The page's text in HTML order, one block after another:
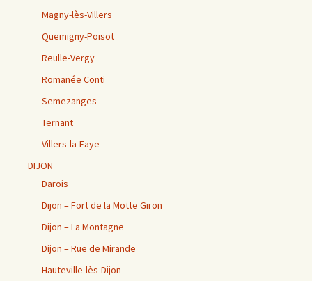
Magny-lès-Villers
Quemigny-Poisot
Reulle-Vergy
Romanée Conti
Semezanges
Ternant
Villers-la-Faye
DIJON
Darois
Dijon – Fort de la Motte Giron
Dijon – La Montagne
Dijon – Rue de Mirande
Hauteville-lès-Dijon